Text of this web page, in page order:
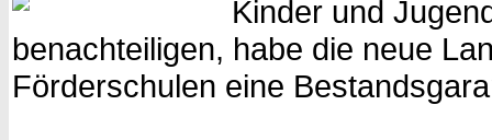
Kinder und
benachteiligen, habe die neue
Förderschulen eine